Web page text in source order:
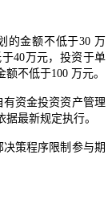
的金额不低于30 万
40万元，投资于单
不低于100 万元。
资金投资资产管理
最新规定执行。
策程序限制参与期